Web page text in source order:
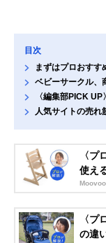
目次
まずはプロおすす
ベビーサークル、
〈編集部PICK
人気サイトの売れ
〈プ
使え
Moovoo
〈プ
の違